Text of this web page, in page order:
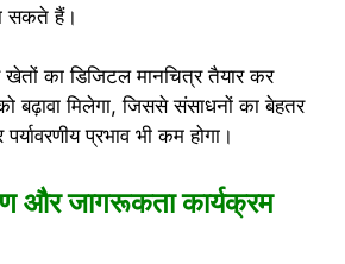
सकते हैं।
खेतों का डिजिटल मानचित्र तैयार कर
बढ़ावा मिलेगा, जिससे संसाधनों का बेहतर
प्रभाव भी कम होगा।
और जागरूकता कार्यक्रम